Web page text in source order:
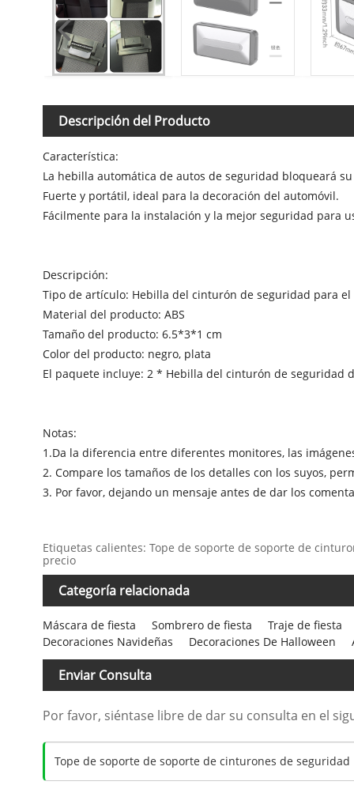
Descripción del Producto
Característica:
La hebilla automática de autos de seguridad bloqueará
Fuerte y portátil, ideal para la decoración del automóvil.
Fácilmente para la instalación y la mejor seguridad para
Descripción:
Tipo de artículo: Hebilla del cinturón de seguridad para
Material del producto: ABS
Tamaño del producto: 6.5*3*1 cm
Color del producto: negro, plata
El paquete incluye: 2 * Hebilla del cinturón de seguridad
Notas:
1.Da la diferencia entre diferentes monitores, las
2. Compare los tamaños de los detalles con los suyos,
3. Por favor, dejando un mensaje antes de dar los
Etiquetas calientes: Tope de soporte de soporte de
precio
Categoría relacionada
Máscara de fiesta Sombrero de fiesta
Traje de fiesta
Decoraciones Navideñas
Decoraciones De Halloween
Enviar Consulta
Por favor, siéntase libre de dar su consulta en el